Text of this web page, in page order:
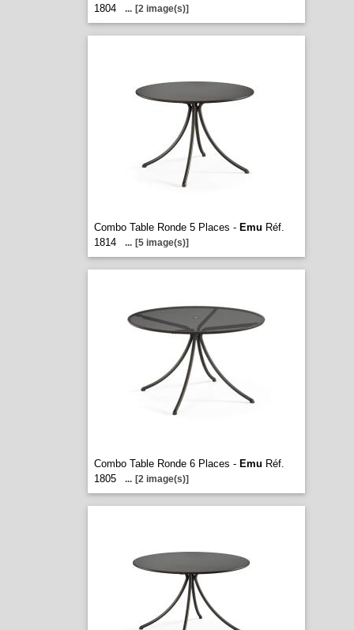
1804
... [2 image(s)]
Combo Table Ronde 5 Places - Emu Réf.
1814
... [5 image(s)]
Combo Table Ronde 6 Places - Emu Réf.
1805
... [2 image(s)]